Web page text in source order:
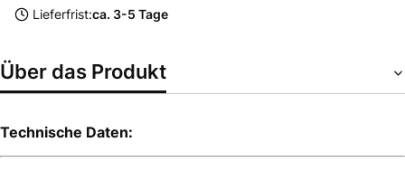
Lieferfrist:ca. 3-5 Tage
Über das Produkt
Technische Daten: